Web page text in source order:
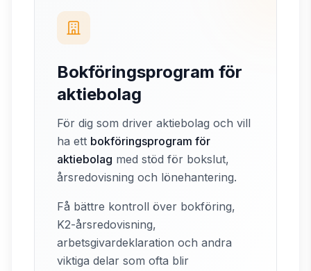
Bokföringsprogram för
aktiebolag
För dig som driver aktiebolag och vill
ha ett bokföringsprogram för
aktiebolag med stöd för bokslut,
årsredovisning och lönehantering.
Få bättre kontroll över bokföring,
K2-årsredovisning,
arbetsgivardeklaration och andra
viktiga delar som ofta blir